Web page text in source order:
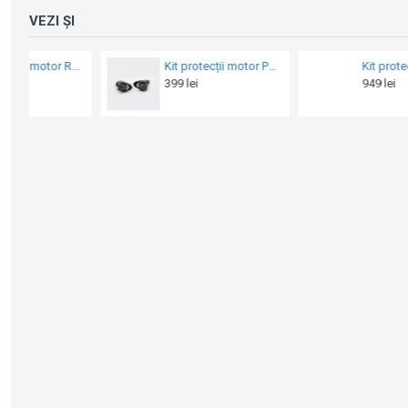
VEZI ȘI
Kit protecții motor Puig R19 - Yamaha MT-09 / Tracer 2021-2024 (crash pad)
Kit protecții motor RDmoto - Honda XL 650V Transalp 2000-2007 (crash bar)
949 lei